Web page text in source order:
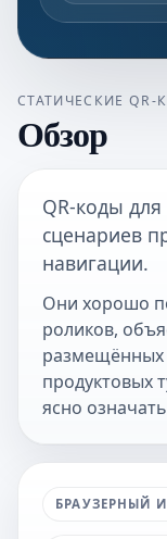
СТАТИЧЕСКИЕ QR-
Обзор
QR-коды
сценариев
навигации.
Они хорошо
роликов,
размещённых
продуктовых
ясно
БРАУЗЕРНЫЙ